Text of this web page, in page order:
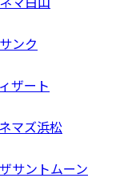
ンク
ザート
マズ浜松
サントムーン